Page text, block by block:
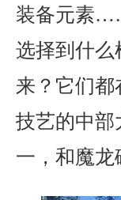
装备元素
选择到什么
来？它们
技艺的中部
一，和魔